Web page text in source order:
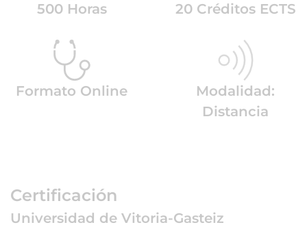
500 Horas 20 Créditos ECTS
Formato Online
Modalidad:
Distancia
Certificación
Universidad de Vitoria-Gasteiz